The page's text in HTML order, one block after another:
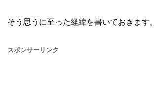
そう思うに至った経緯を書いておきます。
スポンサーリンク